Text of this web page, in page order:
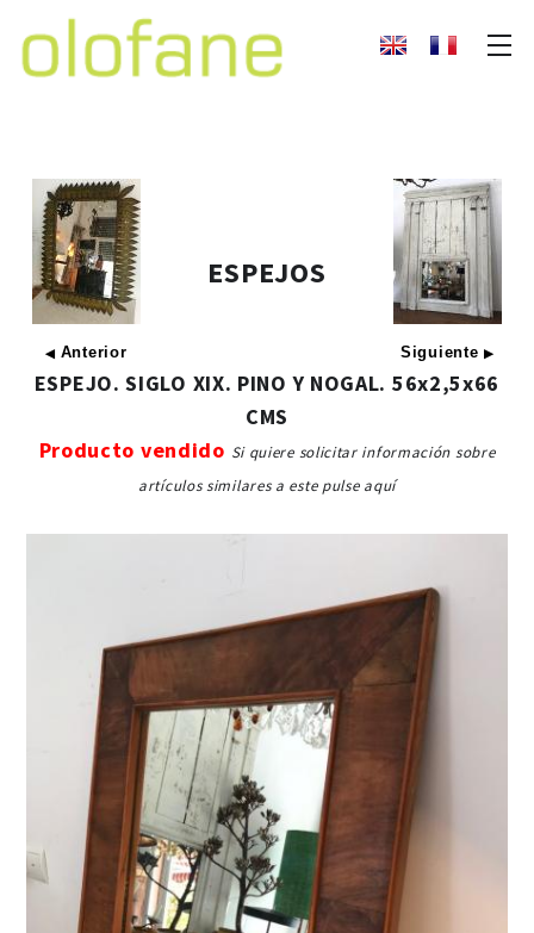
◀ Anterior
ESPEJOS
Siguiente▶
ESPEJO. SIGLO XIX. PINO Y NOGAL. 56x2,5x66
CMS
Producto vendido Si quiere solicitar información sobre
artículos similares a este pulse aquí